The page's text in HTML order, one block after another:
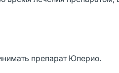
препарат Юперио.